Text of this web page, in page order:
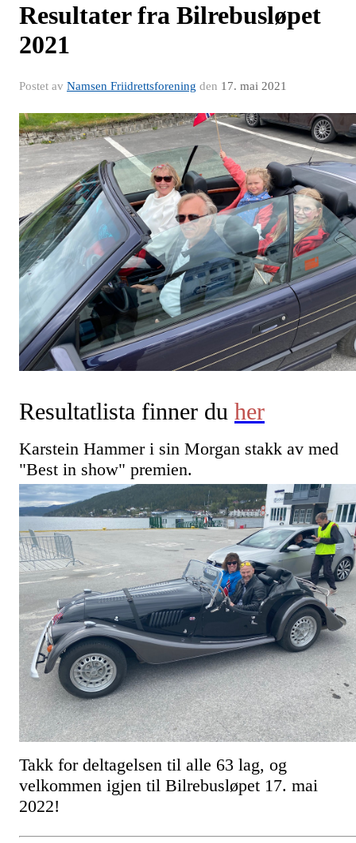
Resultater fra Bilrebusløpet
2021
Postet av Namsen Friidrettsforening den 17. mai 2021
Resultatlista finner du her
Karstein Hammer i sin Morgan stakk av med
"Best in show" premien.
Takk for deltagelsen til alle 63 lag, og
velkommen igjen til Bilrebusløpet 17. mai
2022!